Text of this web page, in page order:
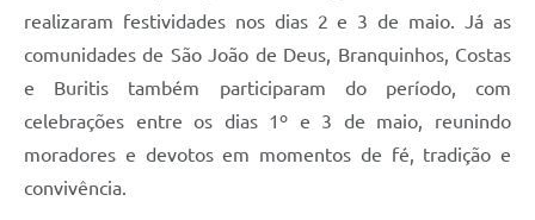
realizaram festividades nos dias 2 e 3 de maio. Já as
comunidades de São João de Deus, Branquinhos, Costas
e Buritis também participaram do período, com
celebrações entre os dias 1º e 3 de maio, reunindo
moradores e devotos em momentos de fé, tradição e
convivência.